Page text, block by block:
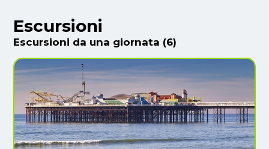
Escursioni
Escursioni da una giornata (6)